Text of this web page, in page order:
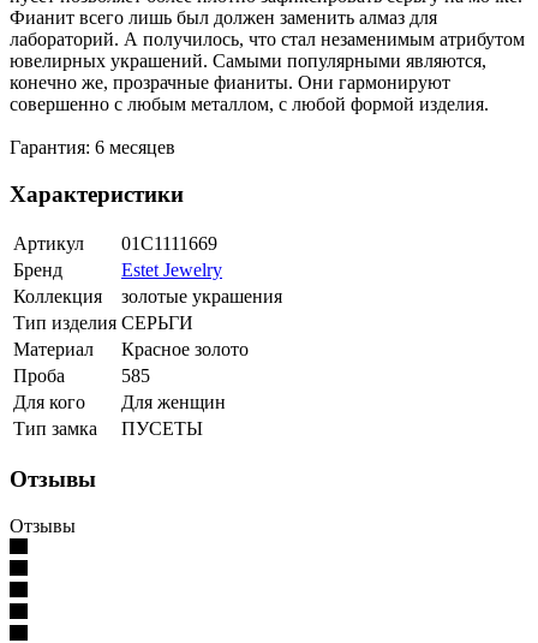
Фианит всего лишь был должен заменить алмаз для
лабораторий. А получилось, что стал незаменимым атрибутом
ювелирных украшений. Самыми популярными являются,
конечно же, прозрачные фианиты. Они гармонируют
совершенно с любым металлом, с любой формой изделия.
Гарантия: 6 месяцев
Характеристики
Артикул
01С1111669
Бренд
Estet Jewelry
Коллекция
золотые украшения
Тип изделия СЕРЬГИ
Материал
Красное золото
Проба
585
Для кого
Для женщин
Тип замка
ПУСЕТЫ
Отзывы
Отзывы